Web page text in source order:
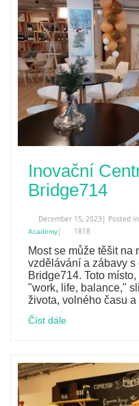
Inovační
Bridge714
December 15, 2023| Posted in
Academy| 1818
Most se může těšit na
vzdělávání a zábavy
Bridge714. Toto
"work, life, balance,"
života, volného času a
Číst dále